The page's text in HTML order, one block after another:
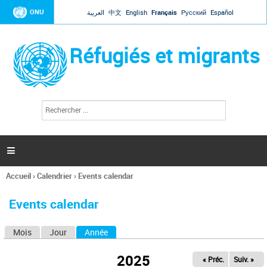
Jump to navigation
ONU العربية 中文 English Français Русский Español
Réfugiés et migrants
l
c
h
e

Vous
ici
Accueil›Calendrier› Events calendar
Events calendar
Mois Jour Année
2025 « Préc. Suiv. »